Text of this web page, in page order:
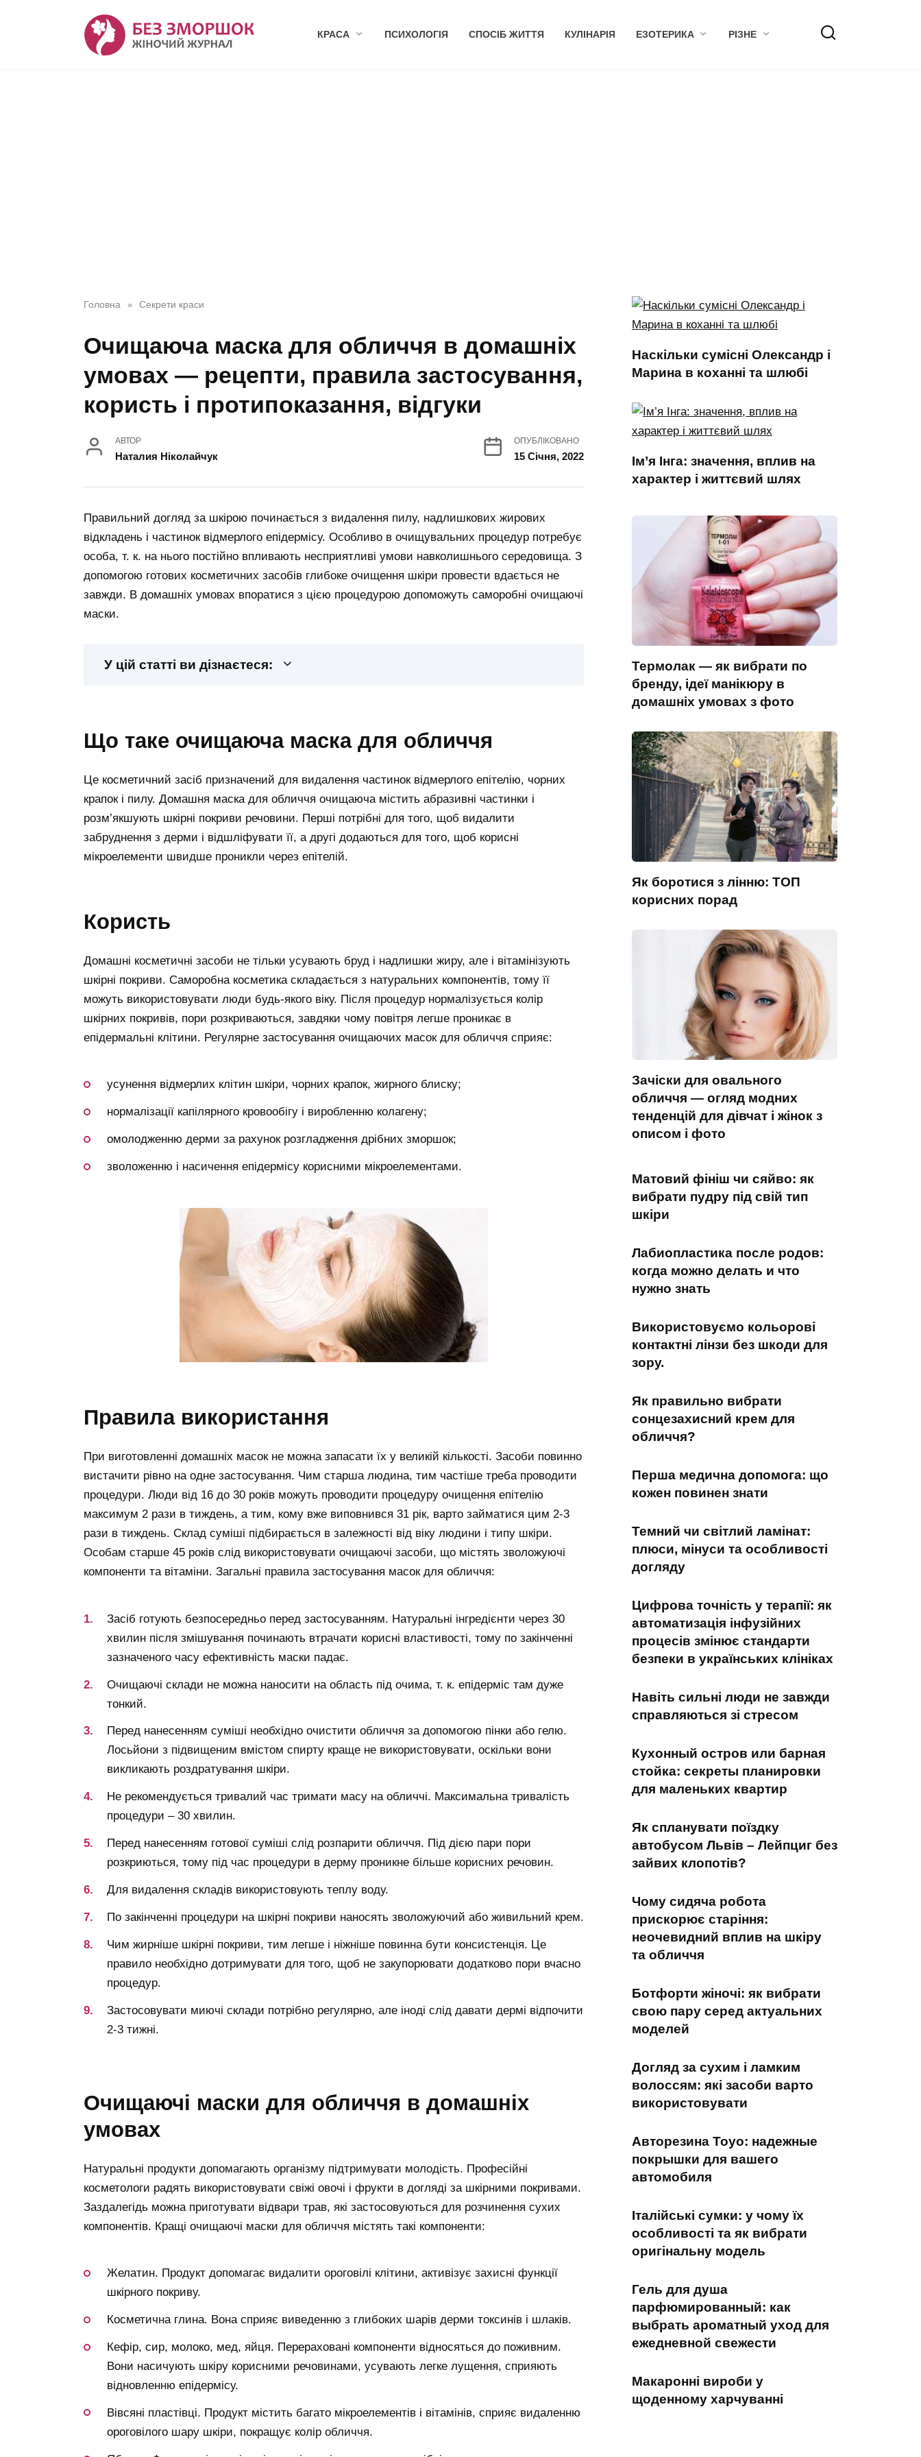
КРАСА ПСИХОЛОГІЯ СПОСІБ ЖИТТЯ КУЛІНАРІЯ ЕЗОТЕРИКА РІЗНЕ
Головна » Секрети краси
Очищаюча маска для обличчя в домашніх
умовах — рецепти, правила застосування,
користь і протипоказання, відгуки
АВТОР
Наталия Ніколайчук
ОПУБЛІКОВАНО
15 Січня, 2022
Правильний догляд за шкірою починається з видалення пилу, надлишкових жирових
відкладень і частинок відмерлого епідермісу. Особливо в очищувальних процедур потребує
особа, т. к. на нього постійно впливають несприятливі умови навколишнього середовища. З
допомогою готових косметичних засобів глибоке очищення шкіри провести вдається не
завжди. В домашніх умовах впоратися з цією процедурою допоможуть саморобні очищаючі
маски.
У цій статті ви дізнаєтеся:
що таке очищаюча маска для обличчя
Це косметичний засіб призначений для видалення частинок відмерлого епітелію, чорних
крапок і пилу. Домашня маска для обличчя очищаюча містить абразивні частинки і
розм’якшують шкірні покриви речовини. Перші потрібні для того, щоб видалити
забруднення з дерми і відшліфувати її, а другі додаються для того, щоб корисні
мікроелементи швидше проникли через епітелій.
користь
Домашні косметичні засоби не тільки усувають бруд і надлишки жиру, але і вітамінізують
шкірні покриви. Саморобна косметика складається з натуральних компонентів, тому її
можуть використовувати люди будь-якого віку. Після процедур нормалізується колір
шкірних покривів, пори розкриваються, завдяки чому повітря легше проникає в
епідермальні клітини. Регулярне застосування очищаючих масок для обличчя сприяє:
усунення відмерлих клітин шкіри, чорних крапок, жирного блиску;
нормалізації капілярного кровообігу і виробленню колагену;
омолодженню дерми за рахунок розгладження дрібних зморшок;
зволоженню і насичення епідермісу корисними мікроелементами.
правила використання
При виготовленні домашніх масок не можна запасати їх у великій кількості. Засоби повинно
вистачити рівно на одне застосування. Чим старша людина, тим частіше треба проводити
процедури. Люди від 16 до 30 років можуть проводити процедуру очищення епітелію
максимум 2 рази в тиждень, а тим, кому вже виповнився 31 рік, варто займатися цим 2-3
рази в тиждень. Склад суміші підбирається в залежності від віку людини і типу шкіри.
Особам старше 45 років слід використовувати очищаючі засоби, що містять зволожуючі
компоненти та вітаміни. Загальні правила застосування масок для обличчя:
Засіб готують безпосередньо перед застосуванням. Натуральні інгредієнти через 30
хвилин після змішування починають втрачати корисні властивості, тому по закінченні
зазначеного часу ефективність маски падає.
Очищаючі склади не можна наносити на область під очима, т. к. епідерміс там дуже
тонкий.
Перед нанесенням суміші необхідно очистити обличчя за допомогою пінки або гелю.
Лосьйони з підвищеним вмістом спирту краще не використовувати, оскільки вони
викликають роздратування шкіри.
Не рекомендується тривалий час тримати масу на обличчі. Максимальна тривалість
процедури – 30 хвилин.
Перед нанесенням готової суміші слід розпарити обличчя. Під дією пари пори
розкриються, тому під час процедури в дерму проникне більше корисних речовин.
Для видалення складів використовують теплу воду.
По закінченні процедури на шкірні покриви наносять зволожуючий або живильний крем.
Чим жирніше шкірні покриви, тим легше і ніжніше повинна бути консистенція. Це
правило необхідно дотримувати для того, щоб не закупорювати додатково пори вчасно
процедур.
Застосовувати миючі склади потрібно регулярно, але іноді слід давати дермі відпочити
2-3 тижні.
очищаючі маски для обличчя в домашніх
умовах
Натуральні продукти допомагають організму підтримувати молодість. Професійні
косметологи радять використовувати свіжі овочі і фрукти в догляді за шкірними покривами.
Заздалегідь можна приготувати відвари трав, які застосовуються для розчинення сухих
компонентів. Кращі очищаючі маски для обличчя містять такі компоненти:
Желатин. Продукт допомагає видалити ороговілі клітини, активізує захисні функції
шкірного покриву.
Косметична глина. Вона сприяє виведенню з глибоких шарів дерми токсинів і шлаків.
Кефір, сир, молоко, мед, яйця. Перераховані компоненти відносяться до поживним.
Вони насичують шкіру корисними речовинами, усувають легке лущення, сприяють
відновленню епідермісу.
Вівсяні пластівці. Продукт містить багато мікроелементів і вітамінів, сприяє видаленню
ороговілого шару шкіри, покращує колір обличчя.
Наскільки сумісні Олександр і
Марина в коханні та шлюбі
Ім’я Інга: значення, вплив на
характер і життєвий шлях
Термолак — як вибрати по
бренду, ідеї манікюру в
домашніх умовах з фото
Як боротися з лінню: ТОП
корисних порад
Зачіски для овального
обличчя — огляд модних
тенденцій для дівчат і жінок з
описом і фото
Матовий фініш чи сяйво: як
вибрати пудру під свій тип
шкіри
Лабиопластика после родов:
когда можно делать и что
нужно знать
Використовуємо кольорові
контактні лінзи без шкоди для
зору.
Як правильно вибрати
сонцезахисний крем для
обличчя?
Перша медична допомога: що
кожен повинен знати
Темний чи світлий ламінат:
плюси, мінуси та особливості
догляду
Цифрова точність у терапії: як
автоматизація інфузійних
процесів змінює стандарти
безпеки в українських клініках
Навіть сильні люди не завжди
справляються зі стресом
Кухонный остров или барная
стойка: секреты планировки
для маленьких квартир
Як спланувати поїздку
автобусом Львів – Лейпциг без
зайвих клопотів?
Чому сидяча робота
прискорює старіння:
неочевидний вплив на шкіру
та обличчя
Ботфорти жіночі: як вибрати
свою пару серед актуальних
моделей
Догляд за сухим і ламким
волоссям: які засоби варто
використовувати
Авторезина Toyo: надежные
покрышки для вашего
автомобиля
Італійські сумки: у чому їх
особливості та як вибрати
оригінальну модель
Гель для душа
парфюмированный: как
выбрать ароматный уход для
ежедневной свежести
Макаронні вироби у
щоденному харчуванні